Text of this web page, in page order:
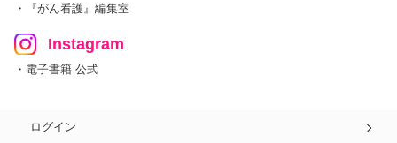
・『がん看護』編集室
Instagram
・電子書籍 公式
ログイン